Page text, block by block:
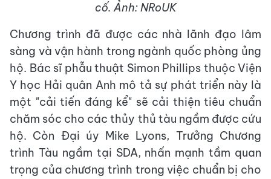
cố. Ảnh: NRoUK
Chương trình đã được các nhà lãnh đạo lâm
sàng và vận hành trong ngành quốc phòng ủng
hộ. Bác sĩ phẫu thuật Simon Phillips thuộc Viện
Y học Hải quân Anh mô tả sự phát triển này là
một "cải tiến đáng kể" sẽ cải thiện tiêu chuẩn
chăm sóc cho các thủy thủ tàu ngầm được cứu
hộ. Còn Đại úy Mike Lyons, Trưởng Chương
trình Tàu ngầm tại SDA, nhấn mạnh tầm quan
trọng của chương trình trong việc chuẩn bị cho